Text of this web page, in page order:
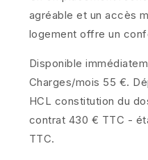
agréable et un accès
logement offre un
Disponible
Charges/mois 55 €.
HCL constitution du
contrat 430 € TTC -
TTC.